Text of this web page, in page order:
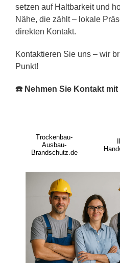
setzen auf Haltbarkeit und
Nähe, die zählt – lokale
direkten Kontakt.
Kontaktieren Sie uns – wir
Punkt!
☎️ Nehmen Sie Kontakt mit
Trockenbau-
Ausbau-
Brandschutz.de